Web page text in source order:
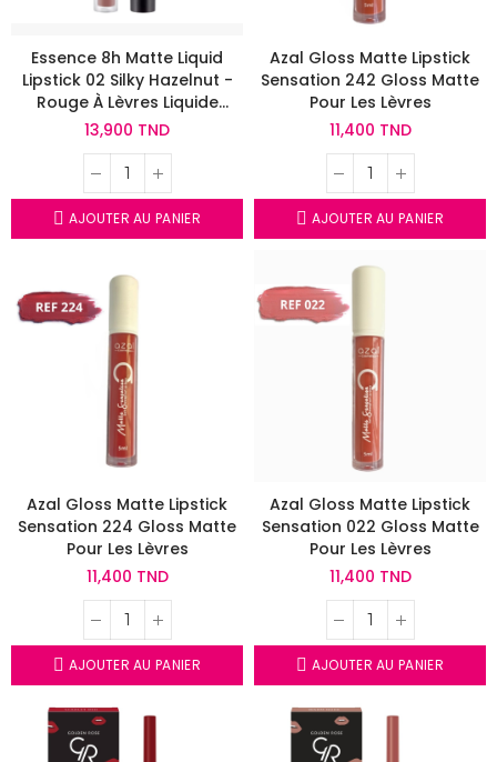
Essence 8h Matte Liquid
Lipstick 02 Silky Hazelnut -
Rouge À Lèvres Liquide
Matte Waterproof
13,900 TND
AJOUTER AU PANIER
Azal Gloss Matte Lipstick
Sensation 242 Gloss Matte
Pour Les Lèvres
11,400 TND
AJOUTER AU PANIER
Azal Gloss Matte Lipstick
Sensation 224 Gloss Matte
Pour Les Lèvres
11,400 TND
AJOUTER AU PANIER
Azal Gloss Matte Lipstick
Sensation 022 Gloss Matte
Pour Les Lèvres
11,400 TND
AJOUTER AU PANIER